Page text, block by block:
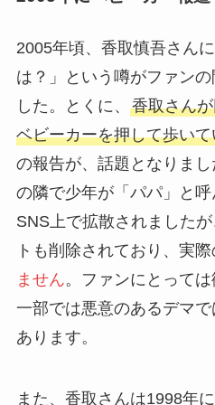
2005年頃、香取慎吾さん
は？」という噂がファン
した。とくに、 香取さん
ベビーカーを押して歩い
の報告が、話題となりま
の隣で少年が「パパ」と
SNS上で拡散されました
トも削除されており、実際
ません。ファンにとっては
一部では悪意のあるデマ
あります。
また、香取さんは1998年